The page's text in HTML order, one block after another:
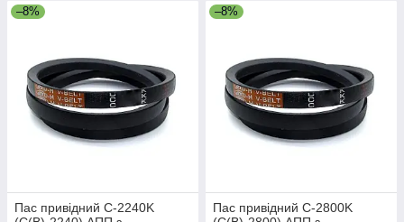
–8%
Пас привідний C-2240K
–8%
Пас привідний C-2800K